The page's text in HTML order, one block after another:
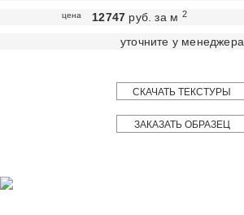
цена 12747 руб. за м 2
уточните у менеджера
СКАЧАТЬ ТЕКСТУРЫ
ЗАКАЗАТЬ ОБРАЗЕЦ